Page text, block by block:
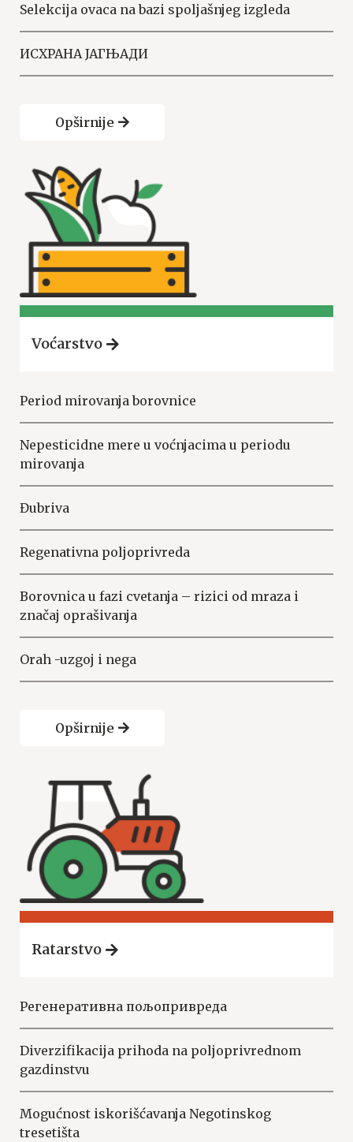
Selekcija ovaca na bazi spoljašnjeg izgleda
ИСХРАНА ЈАГЊАДИ
Opširnije
Voćarstvo
Period mirovanja borovnice
Nepesticidne mere u voćnjacima u periodu
mirovanja
Đubriva
Regenativna poljoprivreda
Borovnica u fazi cvetanja – rizici od mraza i
značaj oprašivanja
Orah -uzgoj i nega
Opširnije
Ratarstvo
Регенеративна пољопривреда
Diverzifikacija prihoda na poljoprivrednom
gazdinstvu
Mogućnost iskorišćavanja Negotinskog
tresetišta